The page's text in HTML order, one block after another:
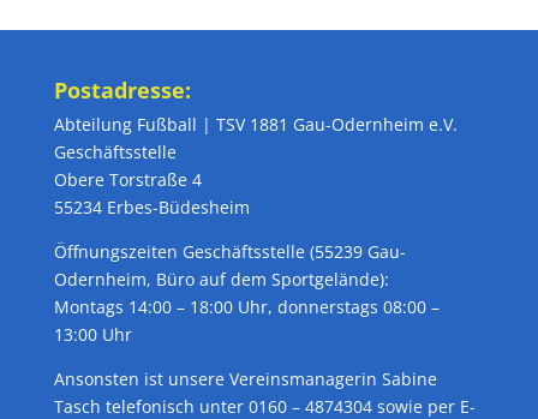
Postadresse:
Abteilung Fußball | TSV 1881 Gau-Odernheim e.V.
Geschäftsstelle
Obere Torstraße 4
55234 Erbes-Büdesheim
Öffnungszeiten Geschäftsstelle (55239 Gau-
Odernheim, Büro auf dem Sportgelände):
Montags 14:00 – 18:00 Uhr, donnerstags 08:00 –
13:00 Uhr
Ansonsten ist unsere Vereinsmanagerin Sabine
Tasch telefonisch unter 0160 – 4874304 sowie per E-